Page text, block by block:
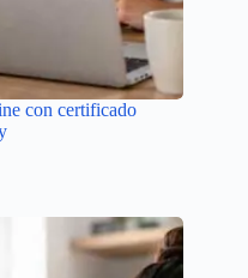
con certificado